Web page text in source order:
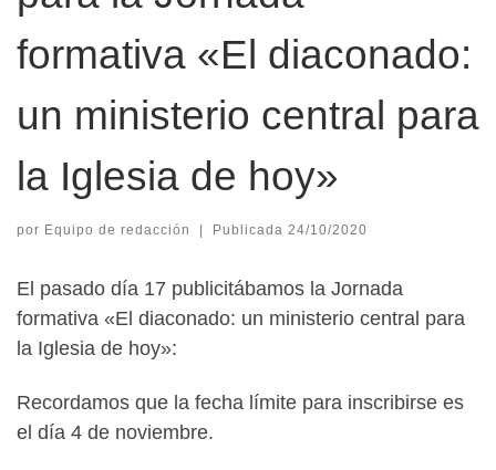
formativa «El diaconado:
un ministerio central para
la Iglesia de hoy»
por Equipo de redacción | Publicada 24/10/2020
El pasado día 17 publicitábamos la Jornada
formativa «El diaconado: un ministerio central para
la Iglesia de hoy»:
Recordamos que la fecha límite para inscribirse es
el día 4 de noviembre.